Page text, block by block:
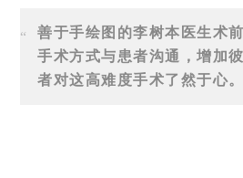
“
善于手绘图的李树本医生术
手术方式与患者沟通，增加
者对这高难度手术了然于心。